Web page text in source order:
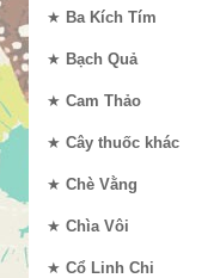
★ Ba Kích Tím
★ Bạch Quả
★ Cam Thảo
★ Cây thuốc khác
★ Chè Vằng
★ Chìa Vôi
★ Cổ Linh Chi